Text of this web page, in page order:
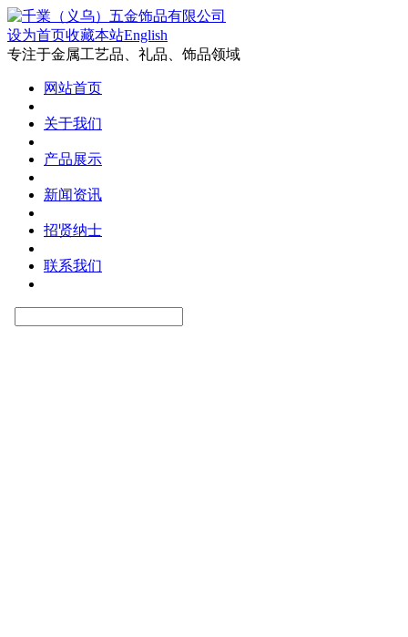
设为首页收藏本站English
专注于金属工艺品、礼品、饰品领域
网站首页
关于我们
产品展示
新闻资讯
招贤纳士
联系我们